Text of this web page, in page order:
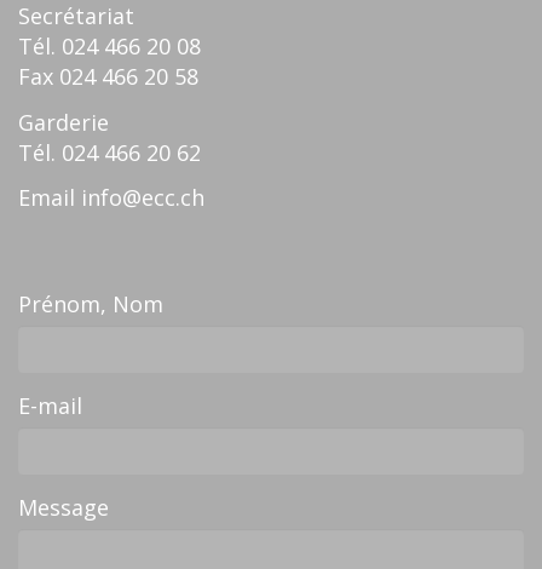
Secrétariat
Tél. 024 466 20 08
Fax 024 466 20 58
Garderie
Tél. 024 466 20 62
Email info@ecc.ch
Prénom, Nom
E-mail
Message